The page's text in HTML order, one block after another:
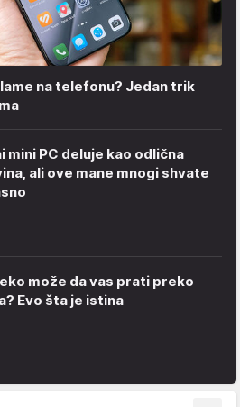
na telefonu​? Jedan trik
mini PC deluje kao odlična
ali ove mane mnogi shvate
može da vas prati preko
Evo šta je istina